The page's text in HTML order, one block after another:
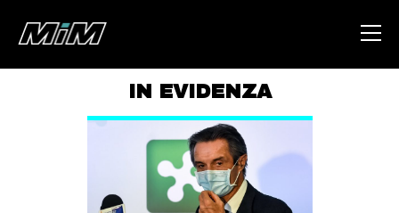
ABOUT
AREA
IN EVIDENZA